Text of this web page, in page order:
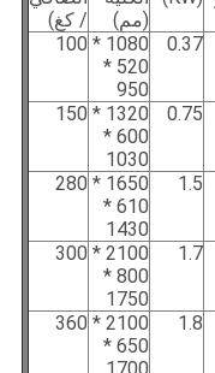
(مم)
/ كغ)
0.37
1080 *
520 *
950
100
0.75
1320 *
600 *
1030
150
1.5
1650 *
610 *
1430
280
1.7
2100 *
800 *
1750
300
1.8
2100 *
650 *
360